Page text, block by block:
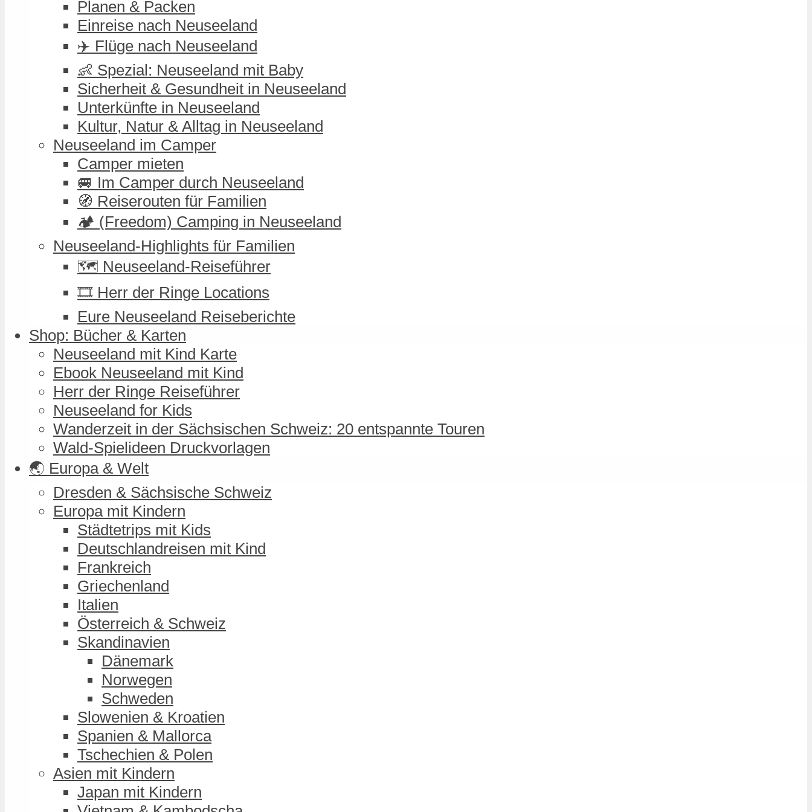
Planen & Packen
Einreise nach Neuseeland
✈️ Flüge nach Neuseeland
👶 Spezial: Neuseeland mit Baby
Sicherheit & Gesundheit in Neuseeland
Unterkünfte in Neuseeland
Kultur, Natur & Alltag in Neuseeland
Neuseeland im Camper
Camper mieten
🚐 Im Camper durch Neuseeland
🧭 Reiserouten für Familien
🏕️ (Freedom) Camping in Neuseeland
Neuseeland-Highlights für Familien
🗺️ Neuseeland-Reiseführer
🎞️ Herr der Ringe Locations
Eure Neuseeland Reiseberichte
Shop: Bücher & Karten
Neuseeland mit Kind Karte
Ebook Neuseeland mit Kind
Herr der Ringe Reiseführer
Neuseeland for Kids
Wanderzeit in der Sächsischen Schweiz: 20 entspannte Touren
Wald-Spielideen Druckvorlagen
🌏 Europa & Welt
Dresden & Sächsische Schweiz
Europa mit Kindern
Städtetrips mit Kids
Deutschlandreisen mit Kind
Frankreich
Griechenland
Italien
Österreich & Schweiz
Skandinavien
Dänemark
Norwegen
Schweden
Slowenien & Kroatien
Spanien & Mallorca
Tschechien & Polen
Asien mit Kindern
Japan mit Kindern